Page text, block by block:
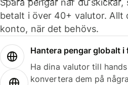
Spara pengar när du
betalt i över 40+ valutor. Allt
konto, när det behövs.
Hantera pengar globalt i
Ha dina valutor till
konvertera dem på